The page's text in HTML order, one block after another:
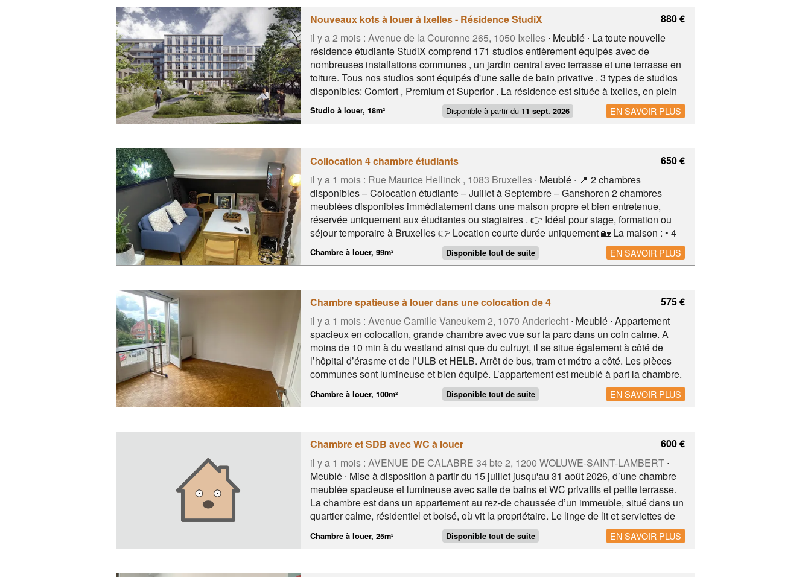
Nouveaux kots à louer à Ixelles - Résidence StudiX
il y a 2 mois : Avenue de la Couronne 265, 1050 Ixelles∙ Meublé ∙ La toute nouvelle
résidence étudiante StudiX comprend 171 studios entièrement équipés avec de
nombreuses installations communes , un jardin central avec terrasse et une terrasse en
toiture. Tous nos studios sont équipés d'une salle de bain privative . 3 types de studios
disponibles: Comfort , Premium et Superior . La résidence est située à Ixelles, en plein
cœur du quartier universitaire animé de Bruxelles, avec ses bars, restaurants et
boutiques, et à distance de marche des universités ULB et VUB. Les studios seront
Studio à louer, 18m² Disponible à partir du11 sept. 2026
880 €
EN SAVOIR PLUS
Collocation 4 chambre étudiants
il y a 1 mois : Rue Maurice Hellinck , 1083 Bruxelles∙ Meublé ∙ 📍 2 chambres
disponibles – Colocation étudiante – Juillet à Septembre – Ganshoren 2 chambres
meublées disponibles immédiatement dans une maison propre et bien entretenue,
réservée uniquement aux étudiantes ou stagiaires . 👉 Idéal pour stage, formation ou
séjour temporaire à Bruxelles 👉 Location courte durée uniquement 🏡 La maison : • 4
grandes chambres • Cuisine équipée • Salle de douche avec double vasque • 2 WC
séparés • Internet haut débit Uniquement pour fille 📌 À proximité : • Transports •
simonis
Chambre à louer, 99m² Disponible tout de suite
650 €
EN SAVOIR PLUS
Chambre spatieuse à louer dans une colocation de 4
il y a 1 mois : Avenue Camille Vaneukem 2, 1070 Anderlecht∙ Meublé ∙ Appartement
spacieux en colocation, grande chambre avec vue sur la parc dans un coin calme. A
moins de 10 min à du westland ainsi que du culruyt, il se situe également à côté de
l’hôpital d’érasme et de l’ULB et HELB. Arrêt de bus, tram et métro a côté. Les pièces
communes sont lumineuse et bien équipé. L’appartement est meublé à part la chambre.
Recherche fille uniquement Erasme, hôpital bracops, westland, transport, ULB, HELB
Chambre à louer, 100m² Disponible tout de suite
575 €
EN SAVOIR PLUS
Chambre et SDB avec WC à louer
il y a 1 mois : AVENUE DE CALABRE 34 bte 2, 1200 WOLUWE-SAINT-LAMBERT∙
Meublé ∙ Mise à disposition à partir du 15 juillet jusqu'au 31 août 2026, d’une chambre
meublée spacieuse et lumineuse avec salle de bains et WC privatifs et petite terrasse.
La chambre est dans un appartement au rez-de chaussée d’un immeuble, situé dans un
quartier calme, résidentiel et boisé, où vit la propriétaire. Le linge de lit et serviettes de
bains sont fournis. A proximité de la station ROODEBEEK où le réseau des transports
en commun est abondant (bus-tram-métro). Ainsi que de nombreux petits et grands
Chambre à louer, 25m² Disponible tout de suite
600 €
EN SAVOIR PLUS